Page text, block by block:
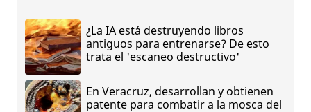
¿La IA está destruyendo libros
antiguos para entrenarse? De esto
trata el 'escaneo destructivo'
En Veracruz, desarrollan y obtienen
patente para combatir a la mosca del